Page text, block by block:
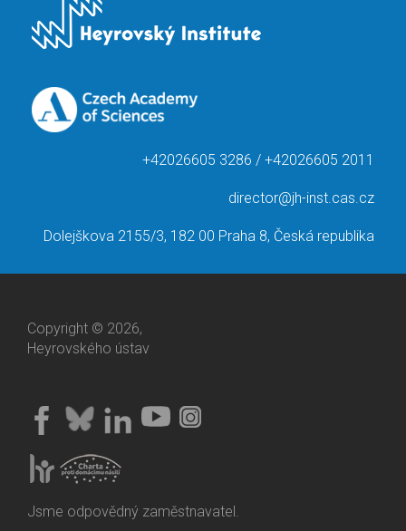
+42026605 3286 / +42026605 2011
director@jh-inst.cas.cz
Dolejškova 2155/3, 182 00 Praha 8, Česká republika
Copyright © 2026,
Heyrovského ústav
Jsme odpovědný zaměstnavatel.